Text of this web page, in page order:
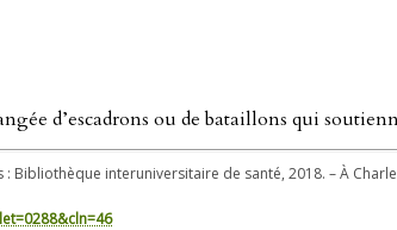
d’escadrons ou de bataillons qui
Bibliothèque interuniversitaire de santé, 2018. – À